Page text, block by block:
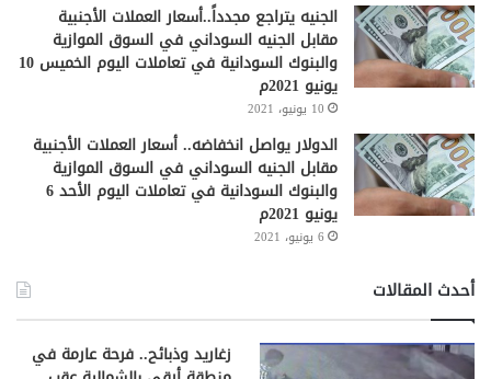
الجنيه يتراجع مجدداً..أسعار العملات الأجنبية
مقابل الجنيه السوداني في السوق الموازية
والبنوك السودانية في تعاملات اليوم الخميس 10
يونيو 2021م
10 يونيو، 2021
الدولار يواصل انخفاضه.. أسعار العملات الأجنبية
مقابل الجنيه السوداني في السوق الموازية
والبنوك السودانية في تعاملات اليوم الأحد 6
يونيو 2021م
6 يونيو، 2021
أحدث المقالات
زغاريد وذبائح.. فرحة عارمة في